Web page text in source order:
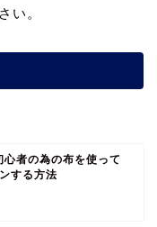
い。
者の為の布を使って
する方法